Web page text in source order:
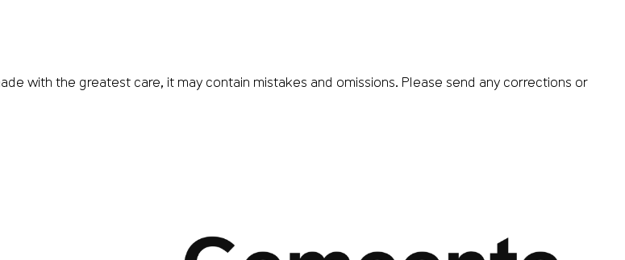
with the greatest care, it may contain mistakes and omissions. Please send any corrections or